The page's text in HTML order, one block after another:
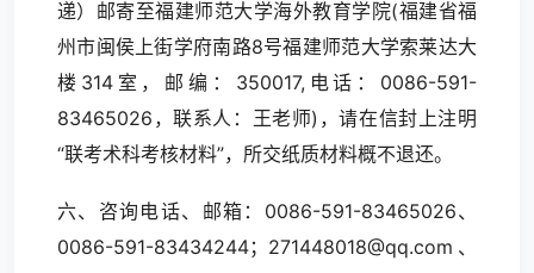
递）邮寄至福建师范大学海外教育学院(福建省福
州市闽侯上街学府南路8号福建师范大学索莱达大
楼314室，邮编：350017,电话：0086-591-
83465026，联系人：王老师)，请在信封上注明
“联考术科考核材料”，所交纸质材料概不退还。
六、咨询电话、邮箱：0086-591-83465026、
0086-591-83434244； 271448018@qq.com 、